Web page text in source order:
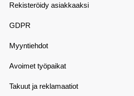
Rekisteröidy asiakkaaksi
GDPR
Myyntiehdot
Avoimet työpaikat
Takuut ja reklamaatiot